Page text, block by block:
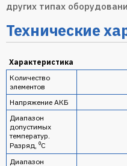
других типах
Технические
Характеристика
Количество
элементов
Напряжение АКБ
Диапазон
допустимых
температур.
Разряд, ⁰С
Диапазон